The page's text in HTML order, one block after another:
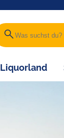
search
Liquorland